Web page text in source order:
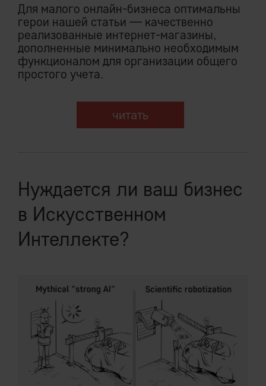
Для малого онлайн-бизнеса оптимальны
герои нашей статьи — качественно
реализованные интернет-магазины,
дополненные минимально необходимым
функционалом для организации общего
простого учета.
читать
Нуждается ли ваш бизнес
в Искусственном
Интеллекте?